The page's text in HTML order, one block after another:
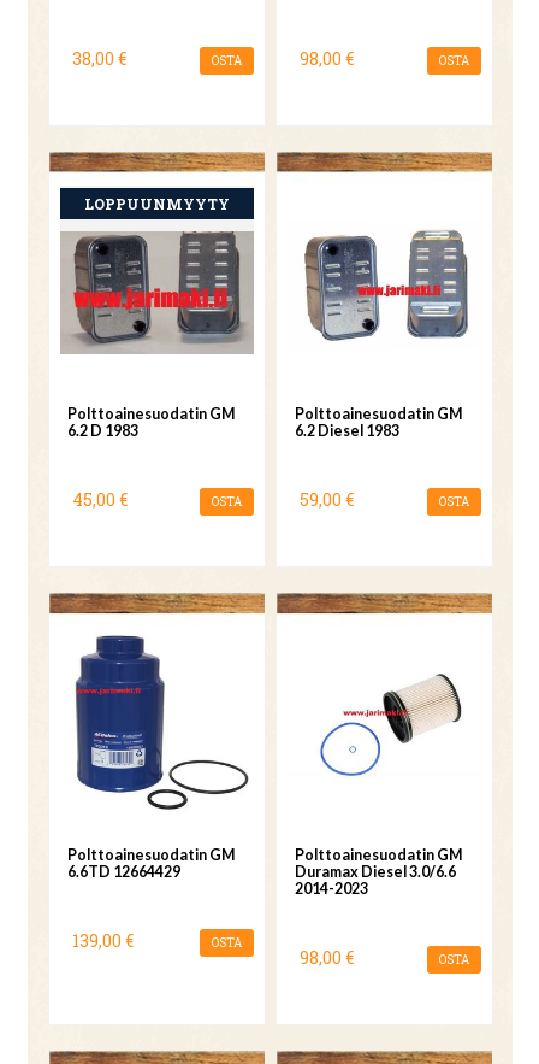
38,00 € OSTA 98,00 € OSTA
Polttoainesuodatin GM
6.2 D 1983
45,00 € OSTA
Polttoainesuodatin GM
6.2 Diesel 1983
59,00 € OSTA
Polttoainesuodatin GM
6.6TD 12664429
139,00 € OSTA
Polttoainesuodatin GM
Duramax Diesel 3.0/6.6
2014-2023
98,00 € OSTA